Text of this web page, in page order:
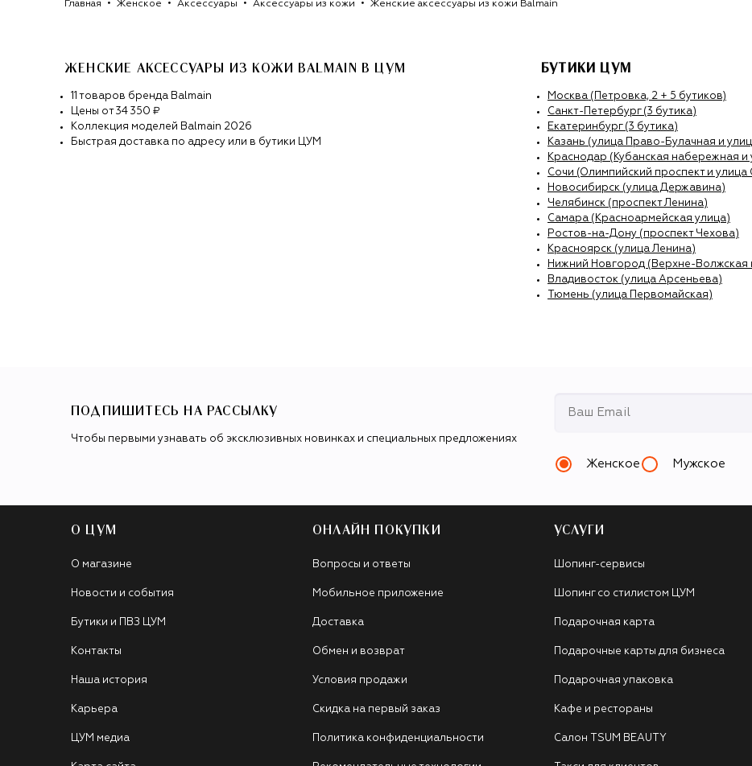
Главная Женское Аксессуары Аксессуары из кожи Женские аксессуары из кожи Balmain
ЖЕНСКИЕ АКСЕССУАРЫ ИЗ КОЖИ BALMAIN В ЦУМ
11 товаров бренда Balmain
Цены от34 350 ₽
Коллекция моделей Balmain 2026
Быстрая доставка по адресу или в бутики ЦУМ
БУТИКИ ЦУМ
Москва (Петровка, 2 + 5 бутиков)
Санкт-Петербург (3 бутика)
Екатеринбург (3 бутика)
Казань (улица Право-Булачная и
Краснодар (Кубанская набережная и
Сочи (Олимпийский проспект и
Новосибирск (улица Державина)
Челябинск (проспект Ленина)
Самара (Красноармейская улица)
Ростов-на-Дону (проспект Чехова)
Красноярск (улица Ленина)
Нижний Новгород (Верхне-Волжская
Владивосток (улица Арсеньева)
Тюмень (улица Первомайская)
ПОДПИШИТЕСЬ НА РАССЫЛКУ
Чтобы первыми узнавать об эксклюзивных новинках и специальных предложениях
Женское Мужское
О ЦУМ
О магазине
Новости и события
Бутики и ПВЗ ЦУМ
Контакты
Наша история
Карьера
ЦУМ медиа
ОНЛАЙН ПОКУПКИ
Вопросы и ответы
Мобильное приложение
Доставка
Обмен и возврат
Условия продажи
Скидка на первый заказ
Политика конфиденциальности
УСЛУГИ
Шопинг-сервисы
Шопинг со стилистом ЦУМ
Подарочная карта
Подарочные карты для бизнеса
Подарочная упаковка
Кафе и рестораны
Салон TSUM BEAUTY